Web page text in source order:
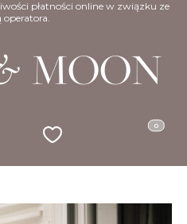
płatności online w związku ze
operatora.
Ulubione Produkty
Koszyk